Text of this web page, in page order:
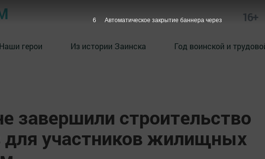
16+
Наши герои Из истории Заинска Год воинской и
завершили строительство
для участников жилищных
5 Автоматическое закрытие баннера через